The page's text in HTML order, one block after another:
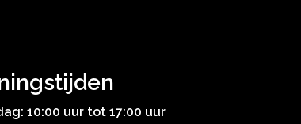
10:00 uur tot 17:00 uur